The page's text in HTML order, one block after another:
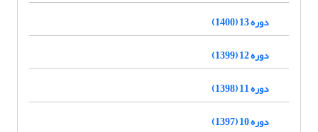
دوره 13 (1400)
دوره 12 (1399)
دوره 11 (1398)
دوره 10 (1397)